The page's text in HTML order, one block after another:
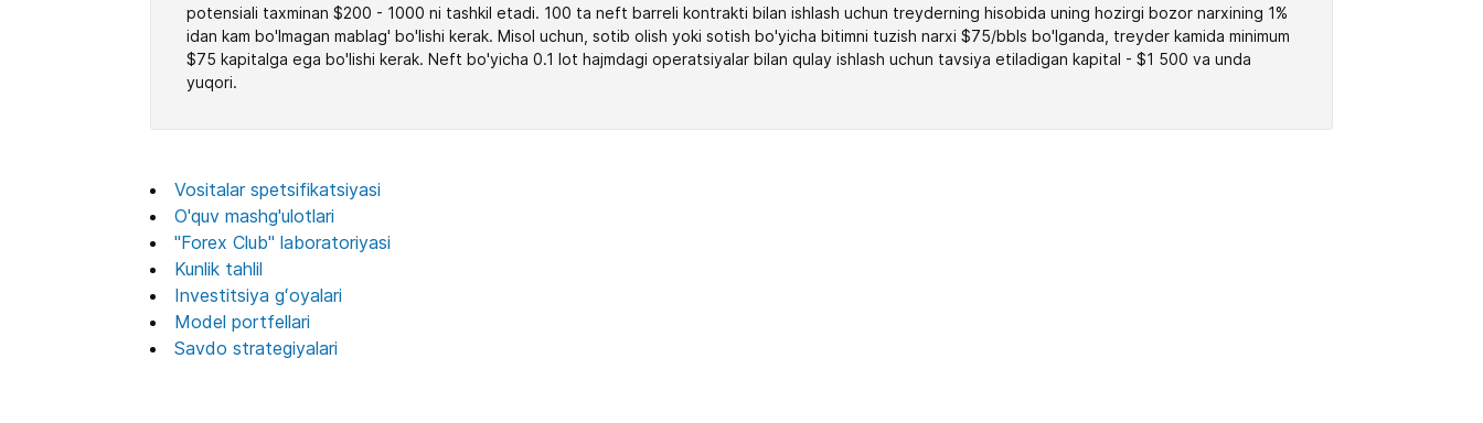
potensiali taxminan $200 - 1000 ni tashkil etadi. 100 ta neft barreli kontrakti bilan ishlash uchun treyderning hisobida uning hozirgi bozor narxining 1%
idan kam bo'lmagan mablag' bo'lishi kerak. Misol uchun, sotib olish yoki sotish bo'yicha bitimni tuzish narxi $75/bbls bo'lganda, treyder kamida minimum
$75 kapitalga ega bo'lishi kerak. Neft bo'yicha 0.1 lot hajmdagi operatsiyalar bilan qulay ishlash uchun tavsiya etiladigan kapital - $1 500 va unda
yuqori.
Vositalar spetsifikatsiyasi
O'quv mashg'ulotlari
"Forex Club" laboratoriyasi
Kunlik tahlil
Investitsiya gʻoyalari
Model portfellari
Savdo strategiyalari